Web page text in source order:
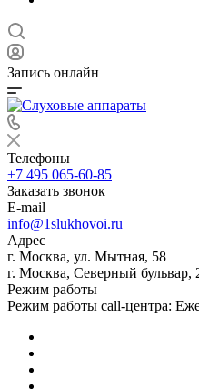
Запись онлайн
Телефоны
+7 495 065-60-85
Заказать звонок
E-mail
info@1slukhovoi.ru
Адрес
г. Москва, ул. Мытная, 58
г. Москва, Северный бульвар,
Режим работы
Режим работы call-центра: